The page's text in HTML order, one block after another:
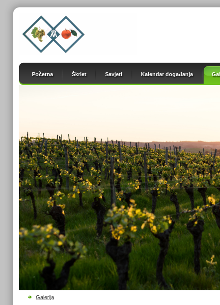
Početna Škrlet Savjeti Kalendar događanja
Galerija